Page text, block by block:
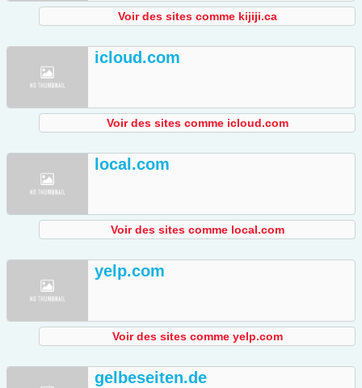
Voir des sites comme kijiji.ca
icloud.com
Voir des sites comme icloud.com
local.com
Voir des sites comme local.com
yelp.com
Voir des sites comme yelp.com
gelbeseiten.de